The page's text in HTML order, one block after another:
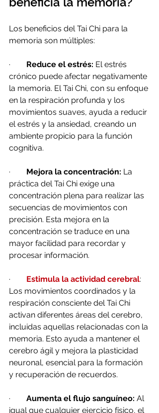
Los beneficios del Tai Chi para la
memoria son múltiples:
· Reduce el estrés: El estrés
crónico puede afectar negativamente
la memoria. El Tai Chi, con su enfoque
en la respiración profunda y los
movimientos suaves, ayuda a reducir
el estrés y la ansiedad, creando un
ambiente propicio para la función
cognitiva.
· Mejora la concentración: La
práctica del Tai Chi exige una
concentración plena para realizar las
secuencias de movimientos con
precisión. Esta mejora en la
concentración se traduce en una
mayor facilidad para recordar y
procesar información.
· Estimula la actividad cerebral:
Los movimientos coordinados y la
respiración consciente del Tai Chi
activan diferentes áreas del cerebro,
incluidas aquellas relacionadas con la
memoria. Esto ayuda a mantener el
cerebro ágil y mejora la plasticidad
neuronal, esencial para la formación
y recuperación de recuerdos.
· Aumenta el flujo sanguíneo: Al
igual que cualquier ejercicio físico, el